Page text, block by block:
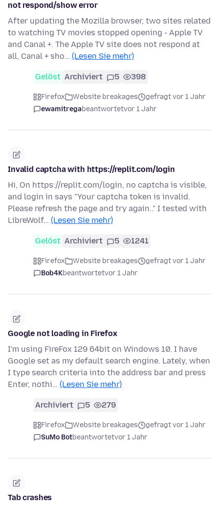
not respond/show error
After updating the Mozilla browser, two sites related
to watching TV movies stopped opening - Apple TV
and Canal +. The Apple TV site does not respond at
all, Canal + sho… (Lesen Sie mehr)
Gelöst Archiviert 5 398
Firefox Website breakages
gefragt vor 1 Jahr
ewamitregabeantwortetvor 1 Jahr
Invalid captcha with https://replit.com/login
Hi, On https://replit.com/login, no captcha is visible,
and login in says "Your captcha token is invalid.
Please refresh the page and try again.." I tested with
LibreWolf… (Lesen Sie mehr)
Gelöst Archiviert 5 1241
Firefox Website breakages
gefragt vor 1 Jahr
Bob4Kbeantwortetvor 1 Jahr
Google not loading in Firefox
I'm using FireFox 129 64bit on Windows 10. I have
Google set as my default search engine. Lately, when
I type search criteria into the address bar and press
Enter, nothi… (Lesen Sie mehr)
Archiviert 5 279
Firefox Website breakages
gefragt vor 1 Jahr
SuMo Botbeantwortetvor 1 Jahr
Tab crashes